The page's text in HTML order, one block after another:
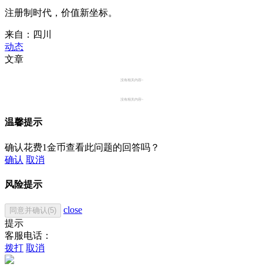
注册制时代，价值新坐标。
来自：四川
动态
文章
没有相关内容~
没有相关内容~
温馨提示
确认花费1金币查看此问题的回答吗？
确认 取消
风险提示
同意并确认(5)
close
提示
客服电话：
拨打 取消